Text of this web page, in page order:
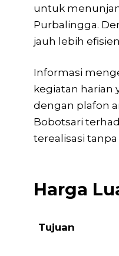
untuk
Purbalingga.
jauh lebih
Informasi
kegiatan harian
dengan plafon
Bobotsari
terealisasi
Harga
Tujuan